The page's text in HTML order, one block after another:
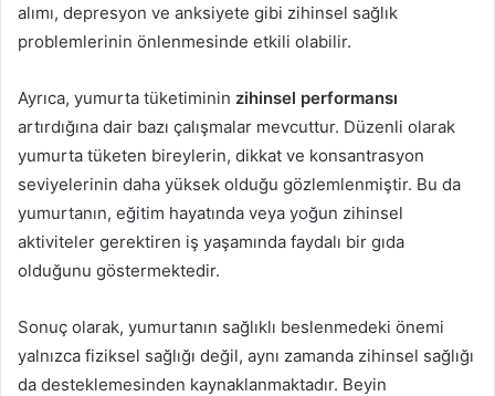
alımı, depresyon ve anksiyete gibi zihinsel sağlık
problemlerinin önlenmesinde etkili olabilir.
Ayrıca, yumurta tüketiminin zihinsel performansı
artırdığına dair bazı çalışmalar mevcuttur. Düzenli olarak
yumurta tüketen bireylerin, dikkat ve konsantrasyon
seviyelerinin daha yüksek olduğu gözlemlenmiştir. Bu da
yumurtanın, eğitim hayatında veya yoğun zihinsel
aktiviteler gerektiren iş yaşamında faydalı bir gıda
olduğunu göstermektedir.
Sonuç olarak, yumurtanın sağlıklı beslenmedeki önemi
yalnızca fiziksel sağlığı değil, aynı zamanda zihinsel sağlığı
da desteklemesinden kaynaklanmaktadır. Beyin